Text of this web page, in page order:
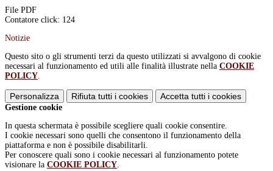
File PDF
Contatore click: 124
Notizie
Questo sito o gli strumenti terzi da questo utilizzati si avvalgono di cookie
necessari al funzionamento ed utili alle finalità illustrate nella COOKIE
POLICY.
Personalizza Rifiuta tutti i cookies Accetta tutti i cookies
Gestione cookie
In questa schermata è possibile scegliere quali cookie consentire.
I cookie necessari sono quelli che consentono il funzionamento della
piattaforma e non è possibile disabilitarli.
Per conoscere quali sono i cookie necessari al funzionamento potete
visionare la COOKIE POLICY.